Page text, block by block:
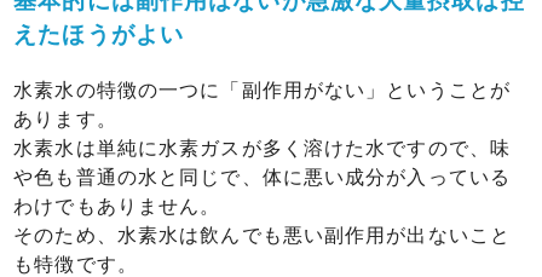
えたほうがよい
水素水の特徴の一つに「副作用がない」ということが
あります。
水素水は単純に水素ガスが多く溶けた水ですので、味
や色も普通の水と同じで、体に悪い成分が入っている
わけでもありません。
そのため、水素水は飲んでも悪い副作用が出ないこと
も特徴です。